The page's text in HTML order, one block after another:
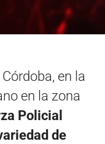
en la
en la zona
Policial
de